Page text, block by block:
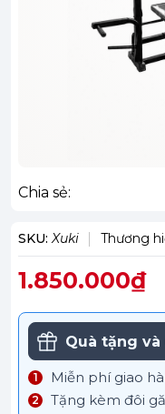
Chia sẻ:
SKU: Xuki Thương
1.850.000₫
Quà tặng và
Miễn phí giao
Tặng kèm đôi